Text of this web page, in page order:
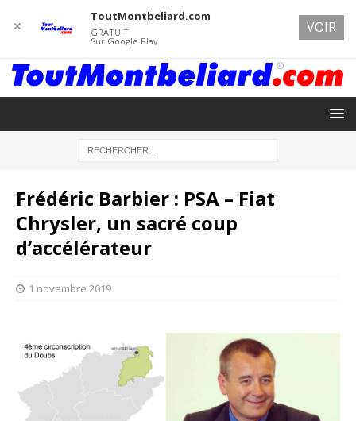
Frédéric Barbier : PSA – Fiat
Chrysler, un sacré coup
d’accélérateur
1 novembre 2019
✕
ToutMontbeliard.com
GRATUIT
Sur Google Play
VOIR